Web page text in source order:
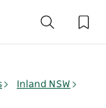
Inland NSW